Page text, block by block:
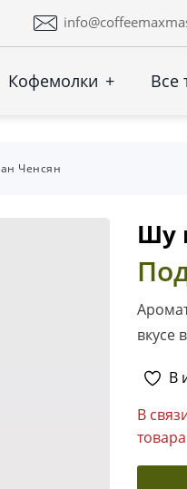
Кофемолки + Все
Ченсян
Шу
вкусе
В
В